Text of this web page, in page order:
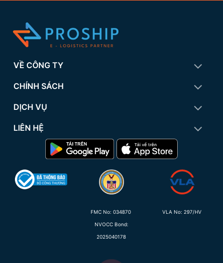
VỀ CÔNG TY
CHÍNH SÁCH
DỊCH VỤ
LIÊN HỆ
FMC No: 034870
NVOCC Bond:
2025040178
VLA No: 297/HV